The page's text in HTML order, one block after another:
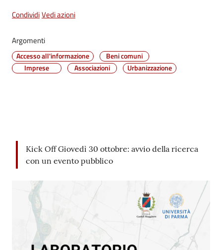
Amministrazione
Albo
pretorio
Seguici
CondividiVedi azioni
Argomenti
Accesso all'informazione
Beni comuni
Imprese
Associazioni Urbanizzazione
Contenuto
Kick Off Giovedì 30 ottobre: avvio della ricerca
con un evento pubblico